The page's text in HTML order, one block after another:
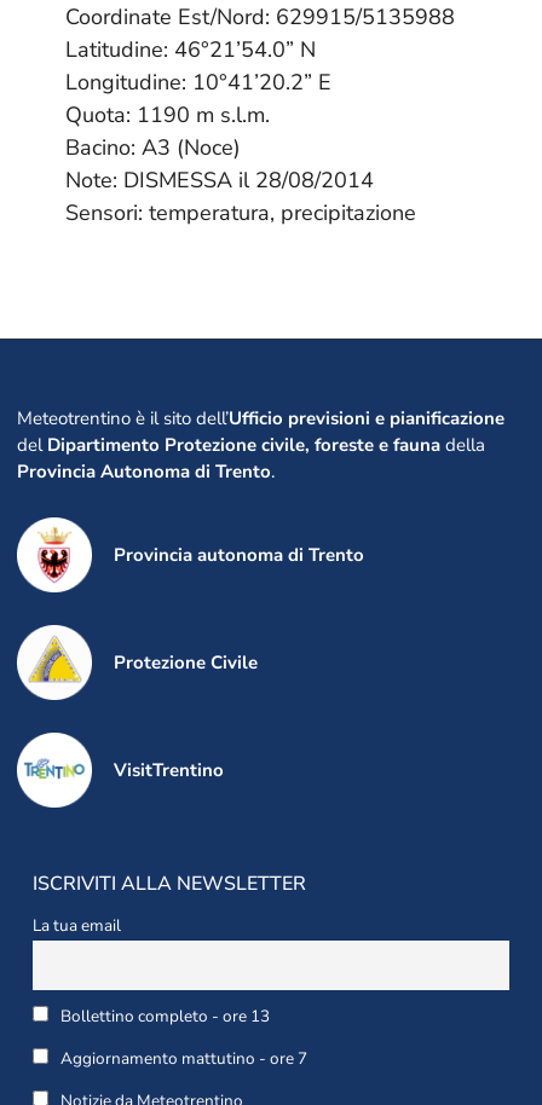
Coordinate Est/Nord: 629915/5135988
Latitudine: 46°21’54.0” N
Longitudine: 10°41’20.2” E
Quota: 1190 m s.l.m.
Bacino: A3 (Noce)
Note: DISMESSA il 28/08/2014
Sensori: temperatura, precipitazione
Meteotrentino è il sito dell’Ufficio previsioni e pianificazione
del Dipartimento Protezione civile, foreste e faunadella
Provincia Autonoma di Trento.
Provincia autonoma di Trento
Protezione Civile
VisitTrentino
ISCRIVITI ALLA NEWSLETTER
La tua email
Bollettino completo - ore 13
Aggiornamento mattutino - ore 7